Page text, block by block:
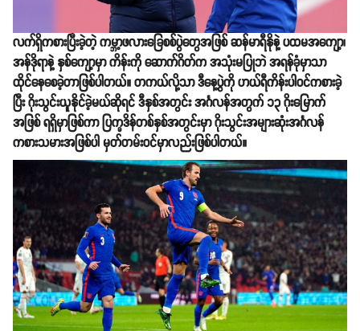
လက်ရှိကစားပြီးခဲ့တဲ့ ကမ္ဘာ့ဖလားခြေစစ်ပွဲတွေအဖြစ် ဆန်မာရီနိုနဲ့ ပထမအကျော့၊
အန်ဒိုရာနဲ့ နှစ်ကျော့မှာ ကိန်းကို ဆောက်ဂိတ်က အသုံးမပြုဘဲ အရန်ခုံမှာသာ
ထိုင်နေစေခဲ့တာဖြစ်ပါတယ်။ တကယ်လို့သာ ဒီနေ့ပွဲကို ဟယ်ရီကိန်းပါဝင်ကစားခဲ့
ပြီး ဂိုးသွင်းယူနိုင်ခဲ့မယ်ဆိုရင် ဒီနှစ်အတွင်း အင်္ဂလန်အတွက် ၁၃ ဂိုးမြောက်
အဖြစ် ရရှိမှာဖြစ်ကာ ပြက္ခဒိန်တစ်နှစ်အတွင်းမှာ ဂိုးသွင်းအများဆုံးအင်္ဂလန်
ကစားသမားအဖြစ်ပါ မှတ်တမ်းဝင်မှာလည်းဖြစ်ပါတယ်။